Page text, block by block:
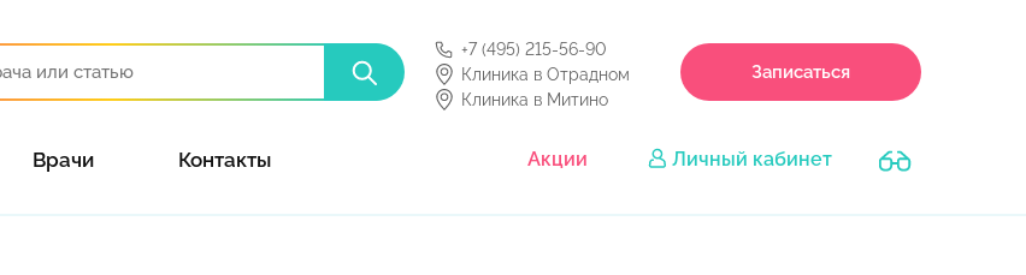
+7 (495) 215-56-90
Клиника в Отрадном
Клиника в Митино
Записаться
Врачи Контакты Акции Личный кабинет